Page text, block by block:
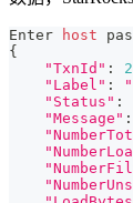
Enter host
{
"TxnId" : 2
"Label" :
"Status" :
"Message" :